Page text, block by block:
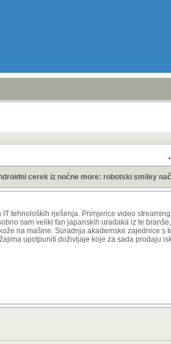
cerek iz noćne more: robotski smiley nač
tehnoloških rješenja. Primjerice video
sam veliki fan japanskih uradaka iz te
na mašine. Suradnja akademske zajednice s
upotpuniti doživljaje koje za sada prodaju